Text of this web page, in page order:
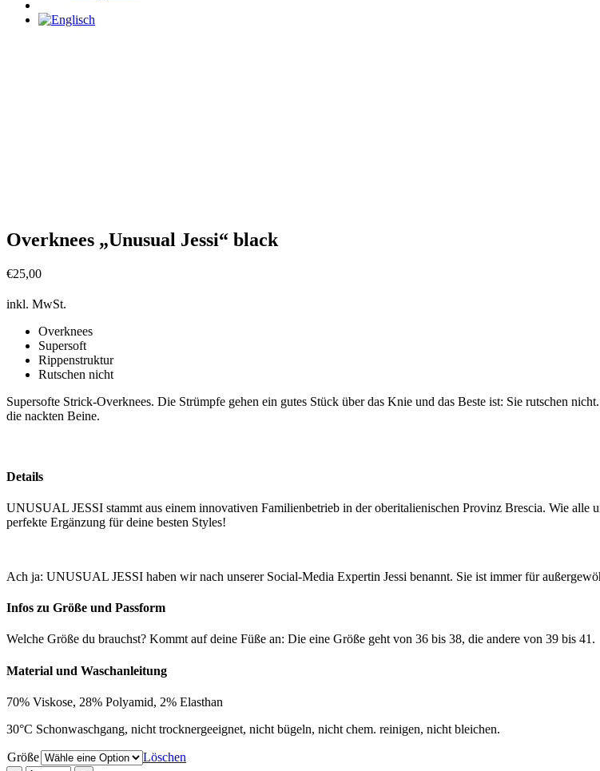
Overknees „Unusual Jessi“ black
€25,00
inkl. MwSt.
Overknees
Supersoft
Rippenstruktur
Rutschen nicht
Supersofte Strick-Overknees. Die Strümpfe gehen ein gutes Stück über das Knie und das Beste ist: Sie rutschen
die nackten Beine.
Details
UNUSUAL JESSI stammt aus einem innovativen Familienbetrieb in der oberitalienischen Provinz Brescia. Wie alle
perfekte Ergänzung für deine besten Styles!
Ach ja: UNUSUAL JESSI haben wir nach unserer Social-Media Expertin Jessi benannt. Sie ist immer für
Infos zu Größe und Passform
Welche Größe du brauchst? Kommt auf deine Füße an: Die eine Größe geht von 36 bis 38, die andere von 39 bis 41.
Material und Waschanleitung
70% Viskose, 28% Polyamid, 2% Elasthan
30°C Schonwaschgang, nicht trocknergeeignet, nicht bügeln, nicht chem. reinigen, nicht bleichen.
Größe Löschen